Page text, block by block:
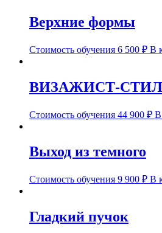
Верхние формы
Стоимость обучения 6 500 ₽ В
ВИЗАЖИСТ-
Стоимость обучения 44 900 ₽ В
Выход из темного
Стоимость обучения 9 900 ₽ В
Гладкий пучок